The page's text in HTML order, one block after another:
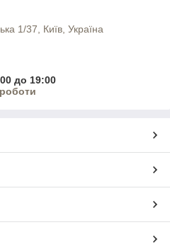
1/37, Київ, Україна
до 19:00